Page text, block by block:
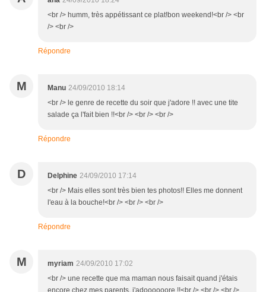
<br /> humm, très appétissant ce plat!bon weekend!<br /> <br
/> <br />
Répondre
M Manu 24/09/2010 18:14
<br /> le genre de recette du soir que j'adore !! avec une tite
salade ça l'fait bien !!<br /> <br /> <br />
Répondre
D Delphine 24/09/2010 17:14
<br /> Mais elles sont très bien tes photos!! Elles me donnent
l'eau à la bouche!<br /> <br /> <br />
Répondre
M myriam 24/09/2010 17:02
<br /> une recette que ma maman nous faisait quand j'étais
encore chez mes parents, j'adoooooore !!<br /> <br /> <br />